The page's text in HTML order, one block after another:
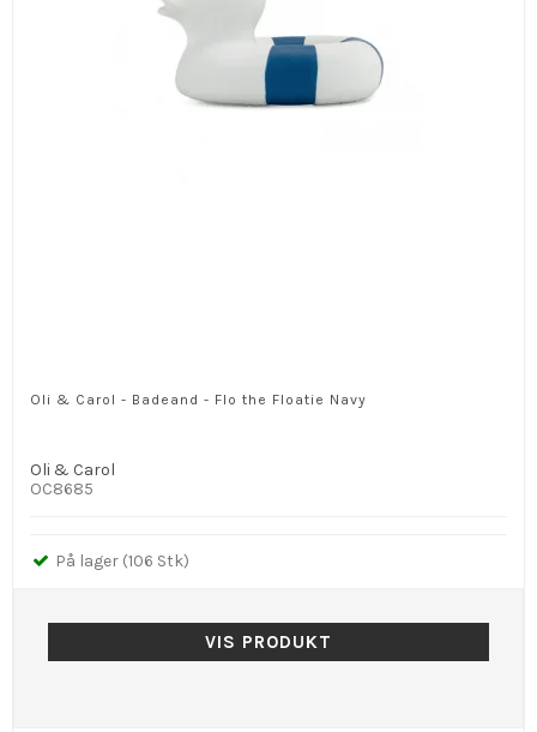
Oli & Carol - Badeand - Flo the Floatie Navy
Oli & Carol
OC8685
På lager (106 Stk)
VIS PRODUKT